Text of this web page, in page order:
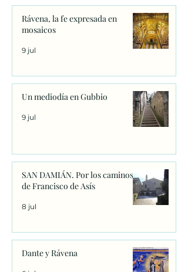
Rávena, la fe expresada en
mosaicos
9 jul
Un mediodía en Gubbio
9 jul
SAN DAMIÁN. Por los caminos
de Francisco de Asís
8 jul
Dante y Rávena